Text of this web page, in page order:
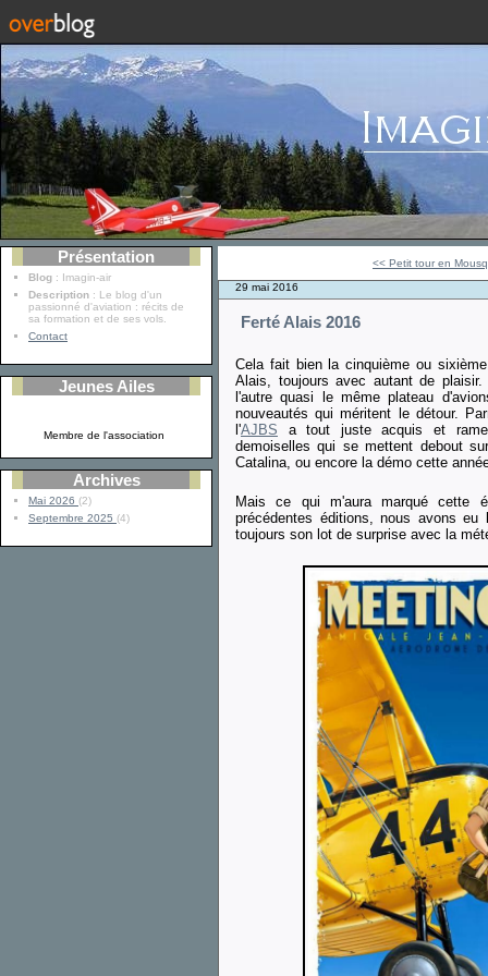
Présentation
Blog : Imagin-air
Description : Le blog d'un
passionné d'aviation : récits de
sa formation et de ses vols.
Contact
Jeunes Ailes
Membre de l'association
Archives
Mai 2026 (2)
Septembre 2025 (4)
<< Petit tour en
29 mai 2016
Ferté Alais 2016
Cela fait bien la cinquième ou
Alais, toujours avec autant de
l'autre quasi le même plateau
nouveautés qui méritent le détour.
l'AJBS a tout juste acquis et
demoiselles qui se mettent debout
Catalina, ou encore la démo cette
Mais ce qui m'aura marqué cette
précédentes éditions, nous avons
toujours son lot de surprise avec la